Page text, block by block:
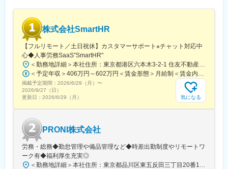
央前橋駅、上州富岡駅、西桐生駅、ひばりが丘駅(北海道)、西４丁
目駅、西１１丁目駅、狸小路駅、札幌駅、赤坂駅(東京都)、高輪台
駅、御成門駅、とうきょうスカイツリー駅、松陰神社前駅、飛鳥
山駅、荒川一中前駅、板橋区役所前駅、分倍河原駅、関内駅、県
庁前駅(千葉県)、京成八幡駅、流山セントラルパーク駅、野田駅
(阪神線)、四天王寺前夕陽ケ丘駅、大国町駅、森小路駅、昭和町駅
(大阪府)、針中野駅、花園町駅、細井川駅、梅田駅(地下鉄)、守口
市駅、市民広場駅、桃山御陵前駅、黒川駅(愛知県)、大須観音駅、
八事日赤駅、新瀬戸駅、新浜松駅、新さっぽろ駅、中央区役所前
株式会社SmartHR
【フルリモート／土日祝休】カスタマーサポート※チャット対応中
心◆人事労務SaaS”SmartHR"
＜勤務地詳細＞本社住所：東京都港区六本木3-2-1 住友不動産六本木グランドタワー勤務地最寄駅：東京メトロ南北線／六本木一丁目駅受動喫煙対策：屋内全面禁煙変更の範囲：会社の定める事業所（リモートワーク含む）
＜予定年収＞406万円～602万円＜賃金形態＞月給制＜賃金内訳＞月額（基本給）：212,480円～315,200円その他固定手当/月：5,000円固定残業手当/月：77,520円～114,800円（固定残業時間45時間0分/月）超過した時間外労働の残業手当は追加支給＜月給＞295,000円～435,000円（一律手当を含む）＜昇給有無＞有＜残業手当＞有賃金はあくまでも目安の金額であり、選考を通じて上下する可能性があります。月給(月額)は固定手当を含めた表記です。
掲載予定期間： 2026/6/29（月） 〜
2026/9/27（日）
更新日： 2026/6/29（月） 気になる
PRONI株式会社
労務・総務◆勤怠管理や備品管理など◆時差出勤制度やリモートワ
ーク有◆福利厚生充実◎
＜勤務地詳細＞本社住所：東京都品川区東五反田三丁目20番14号 住友不動産高輪パークタワー12F・18F勤務地最寄駅：JR線・都営浅草線・東急池上線／五反田駅受動喫煙対策：屋内喫煙可能場所あり変更の範囲：会社の定める事業所（リモートワーク含む）